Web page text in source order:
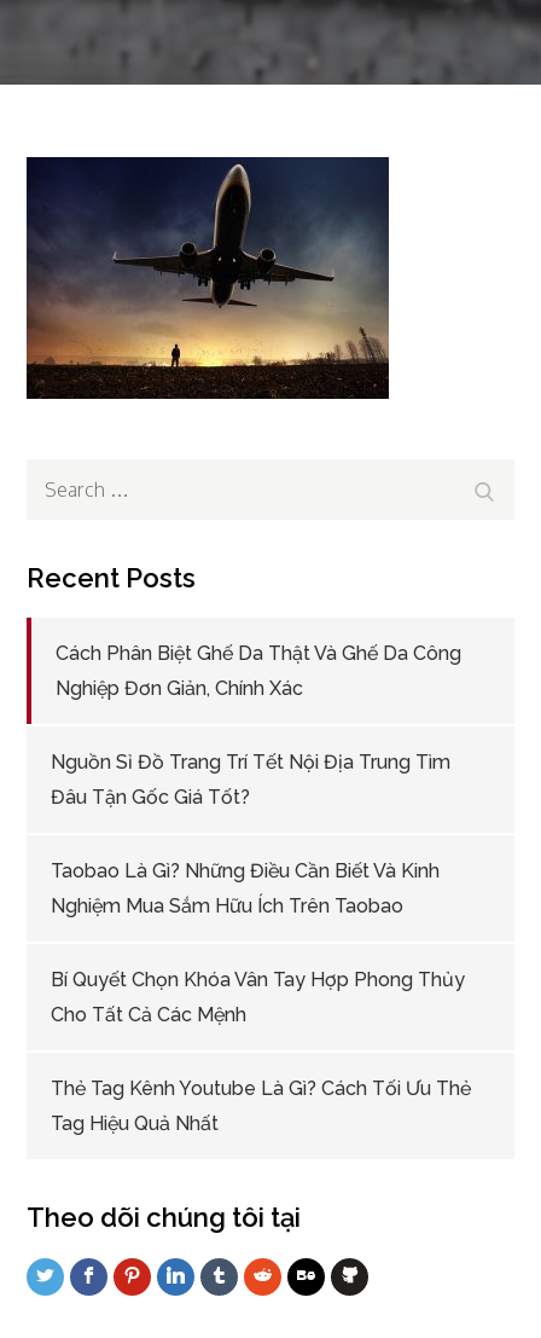
Search
Recent Posts
Cách Phân Biệt Ghế Da Thật Và Ghế Da Công
Nghiệp Đơn Giản, Chính Xác
Nguồn Sỉ Đồ Trang Trí Tết Nội Địa Trung Tìm
Đâu Tận Gốc Giá Tốt?
Taobao Là Gì? Những Điều Cần Biết Và Kinh
Nghiệm Mua Sắm Hữu Ích Trên Taobao
Bí Quyết Chọn Khóa Vân Tay Hợp Phong Thủy
Cho Tất Cả Các Mệnh
Thẻ Tag Kênh Youtube Là Gì? Cách Tối Ưu Thẻ
Tag Hiệu Quả Nhất
Theo dõi chúng tôi tại